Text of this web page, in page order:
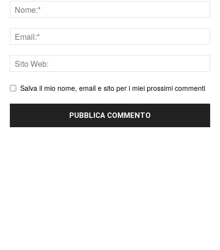
Nome
Email
Sito
web
Salva il mio nome, email e sito per i miei prossimi commenti